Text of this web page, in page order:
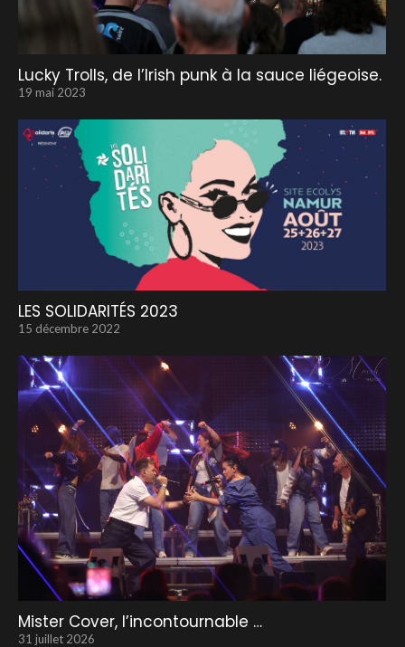
Lucky Trolls, de l’Irish punk à la sauce liégeoise.
19 mai 2023
LES SOLIDARITÉS 2023
15 décembre 2022
Mister Cover, l’incontournable …
31 juillet 2026